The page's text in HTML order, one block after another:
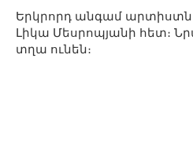
Երկրորդ անգամ արտիստն
Լիկա Մեսրոպյանի հետ։
տղա ունեն։